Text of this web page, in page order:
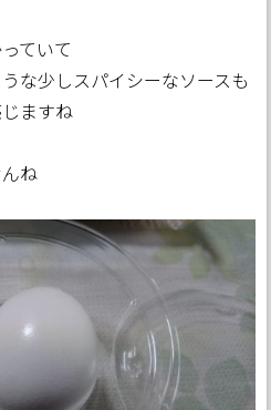
ていて
な少しスパイシーなソースも
ますね
ね